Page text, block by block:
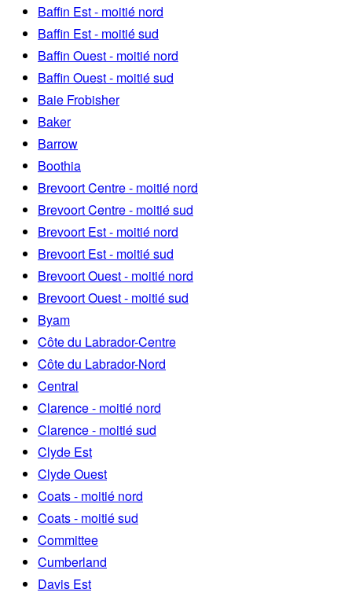
Baffin Est - moitié nord
Baffin Est - moitié sud
Baffin Ouest - moitié nord
Baffin Ouest - moitié sud
Baie Frobisher
Baker
Barrow
Boothia
Brevoort Centre - moitié nord
Brevoort Centre - moitié sud
Brevoort Est - moitié nord
Brevoort Est - moitié sud
Brevoort Ouest - moitié nord
Brevoort Ouest - moitié sud
Byam
Côte du Labrador-Centre
Côte du Labrador-Nord
Central
Clarence - moitié nord
Clarence - moitié sud
Clyde Est
Clyde Ouest
Coats - moitié nord
Coats - moitié sud
Committee
Cumberland
Davis Est